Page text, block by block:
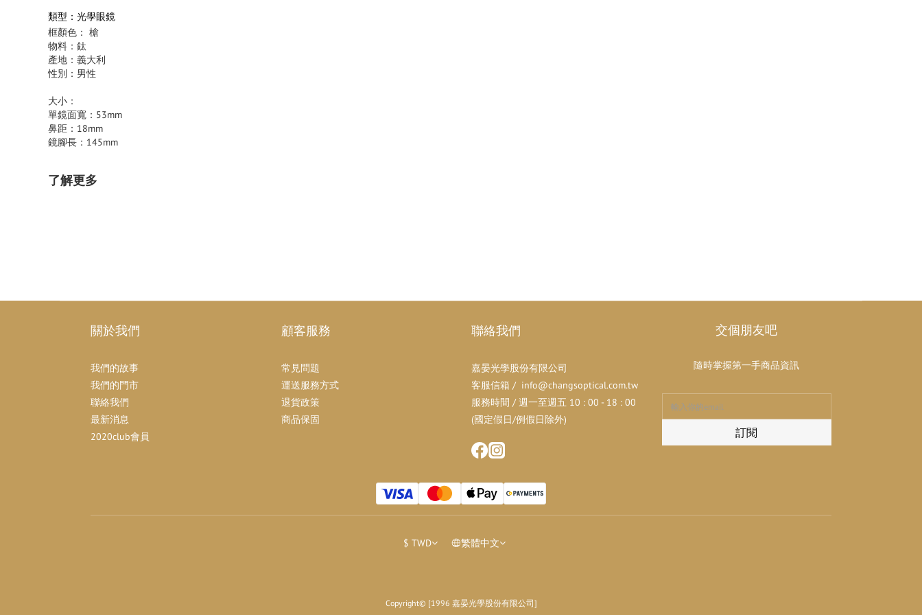
類型：光學眼鏡
框顏色： 槍
物料：鈦
產地：義大利
性別：男性
大小：
單鏡面寬：53mm
鼻距：18mm
鏡腳長：145mm
了解更多
關於我們
我們的故事
我們的門市
聯絡我們
最新消息
2020club會員
顧客服務
常見問題
運送服務方式
退貨政策
商品保固
聯絡我們
嘉晏光學股份有限公司
客服信箱 / info@changsoptical.com.tw
服務時間 / 週一至週五 10 : 00 - 18 : 00
(國定假日/例假日除外)
交個朋友吧
隨時掌握第一手商品資訊
訂閱
$ TWD 繁體中文
Copyright© [1996 嘉晏光學股份有限公司]